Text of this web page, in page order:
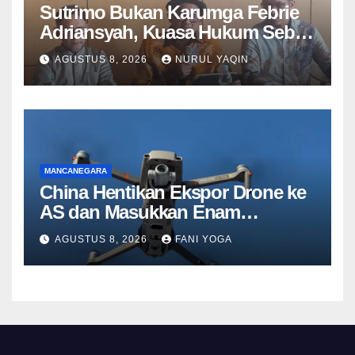
Sutrimo Bukan Karumga Febrie
Adriansyah, Kuasa Hukum Sebut
Hanya Menjaga Rumah Kosong
AGUSTUS 8, 2026 NURUL YAQIN
MANCANEGARA
China Hentikan Ekspor Drone ke
AS dan Masukkan Enam
Perusahaan Amerika ke Daftar
AGUSTUS 8, 2026 FANI YOGA